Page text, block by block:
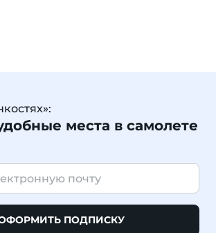
места в самолете
ПОДПИСКУ